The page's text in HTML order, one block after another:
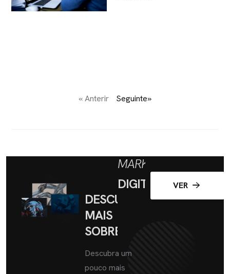
« Anterir Seguinte»
DESCUBRA
MAIS
SOBRE
MARKETING
DIGITAL
Descubra um
pouco mais
VER